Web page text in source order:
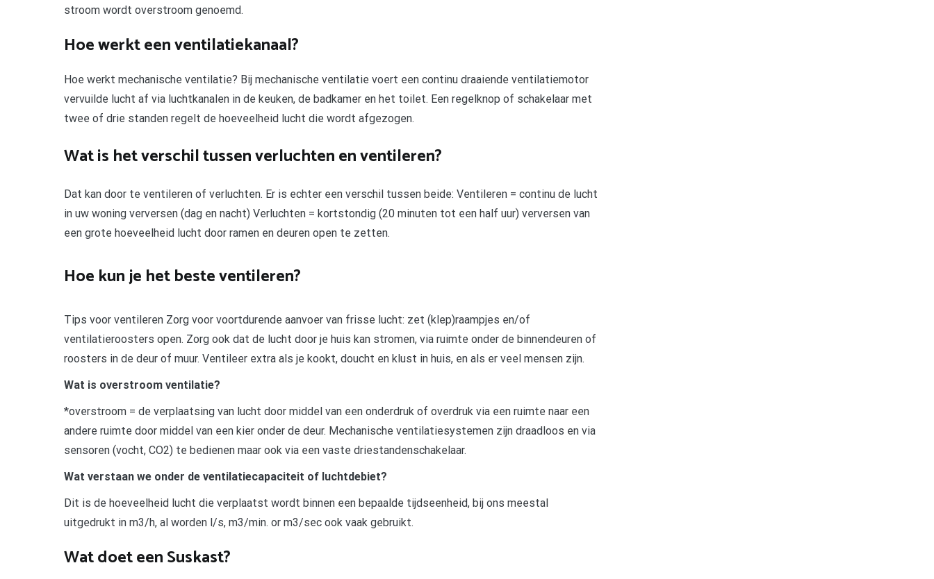
stroom wordt overstroom genoemd.
Hoe werkt een ventilatiekanaal?
Hoe werkt mechanische ventilatie? Bij mechanische ventilatie voert een continu draaiende ventilatiemotor
vervuilde lucht af via luchtkanalen in de keuken, de badkamer en het toilet. Een regelknop of schakelaar met
twee of drie standen regelt de hoeveelheid lucht die wordt afgezogen.
Wat is het verschil tussen verluchten en ventileren?
Dat kan door te ventileren of verluchten. Er is echter een verschil tussen beide: Ventileren = continu de lucht
in uw woning verversen (dag en nacht) Verluchten = kortstondig (20 minuten tot een half uur) verversen van
een grote hoeveelheid lucht door ramen en deuren open te zetten.
Hoe kun je het beste ventileren?
Tips voor ventileren Zorg voor voortdurende aanvoer van frisse lucht: zet (klep)raampjes en/of
ventilatieroosters open. Zorg ook dat de lucht door je huis kan stromen, via ruimte onder de binnendeuren of
roosters in de deur of muur. Ventileer extra als je kookt, doucht en klust in huis, en als er veel mensen zijn.
Wat is overstroom ventilatie?
*overstroom = de verplaatsing van lucht door middel van een onderdruk of overdruk via een ruimte naar een
andere ruimte door middel van een kier onder de deur. Mechanische ventilatiesystemen zijn draadloos en via
sensoren (vocht, CO2) te bedienen maar ook via een vaste driestandenschakelaar.
Wat verstaan we onder de ventilatiecapaciteit of luchtdebiet?
Dit is de hoeveelheid lucht die verplaatst wordt binnen een bepaalde tijdseenheid, bij ons meestal
uitgedrukt in m3/h, al worden l/s, m3/min. or m3/sec ook vaak gebruikt.
Wat doet een Suskast?